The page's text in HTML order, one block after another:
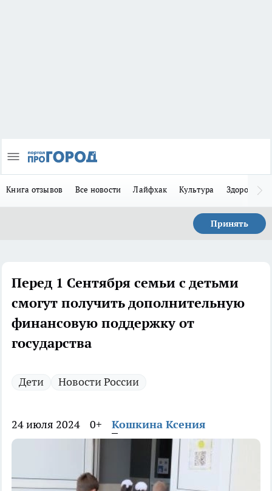
Книга отзывов Все новости Лайфхак Культура Здоровье
Принять
Перед 1 Сентября семьи с детьми
смогут получить дополнительную
финансовую поддержку от
государства
Дети Новости России
24 июля 2024 0+ Кошкина Ксения